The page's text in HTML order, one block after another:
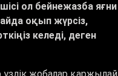
ол бейнежазба яғни
оқып жүрсіз,
келеді, деген